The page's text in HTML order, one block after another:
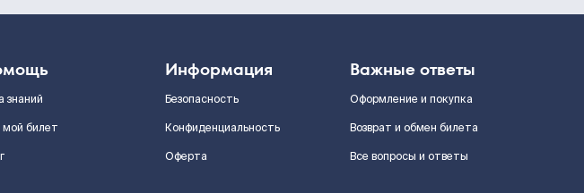
знаний
мой билет
Информация
Безопасность
Конфиденциальность
Оферта
Важные ответы
Оформление и покупка
Возврат и обмен билета
Все вопросы и ответы